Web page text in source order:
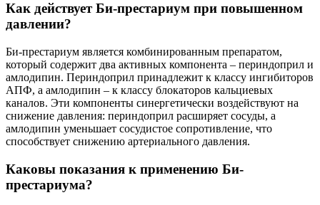
Как действует Би-престариум при повышенном
давлении?
Би-престариум является комбинированным препаратом,
который содержит два активных компонента – периндоприл и
амлодипин. Периндоприл принадлежит к классу ингибиторов
АПФ, а амлодипин – к классу блокаторов кальциевых
каналов. Эти компоненты синергетически воздействуют на
снижение давления: периндоприл расширяет сосуды, а
амлодипин уменьшает сосудистое сопротивление, что
способствует снижению артериального давления.
Каковы показания к применению Би-
престариума?